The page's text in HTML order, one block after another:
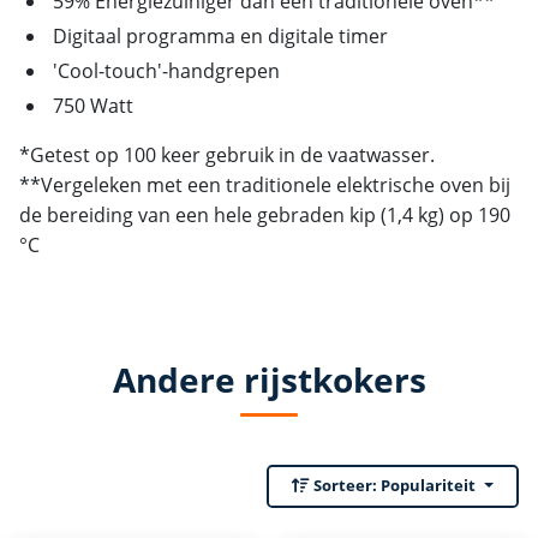
Digitaal programma en digitale timer
'Cool-touch'-handgrepen
750 Watt
*Getest op 100 keer gebruik in de vaatwasser.
**Vergeleken met een traditionele elektrische oven bij
de bereiding van een hele gebraden kip (1,4 kg) op 190
°C
Andere rijstkokers
Sorteer: Populariteit